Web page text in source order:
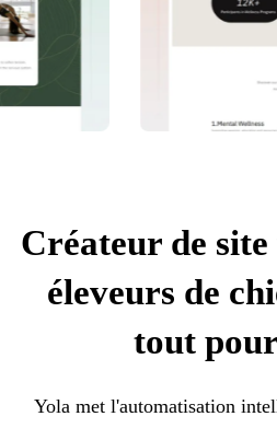
Créateur de
éleveurs de
tout
Yola met l'automatisation